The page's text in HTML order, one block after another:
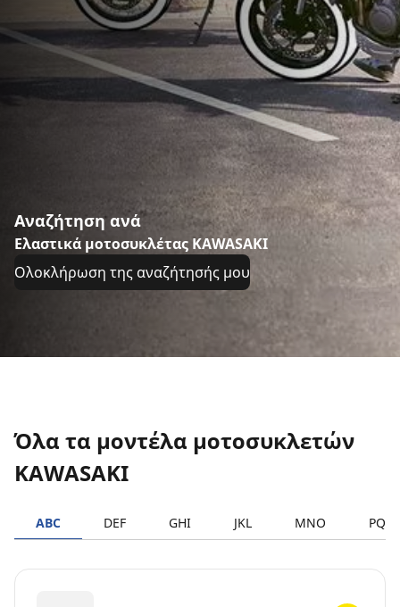
Αναζήτηση ανά
Ελαστικά μοτοσυκλέτας KAWASAKI
Ολοκλήρωση της αναζήτησής μου
Όλα τα μοντέλα μοτοσυκλετών
KAWASAKI
ABC DEF GHI JKL MNO PQRS